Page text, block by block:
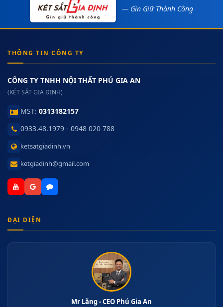
— Gìn Giữ Thành Công
THÔNG TIN CÔNG TY
CÔNG TY TNHH NỘI THẤT PHÚ GIA AN
(KÉT SẮT GIA ĐỊNH)
MST: 0313182157
0933.48.1979 - 0948 020 788
ketsatgiadinh.vn
ketgiadinh@gmail.com
ĐẠI DIỆN
Mr Lăng - CEO Phú Gia An